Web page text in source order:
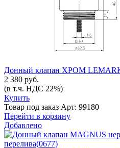
Донный клапан ХРОМ
2 380 руб.
(в т.ч. НДС 22%)
Купить
Товар под заказ Арт: 99180
Перейти в корзину
Добавлено